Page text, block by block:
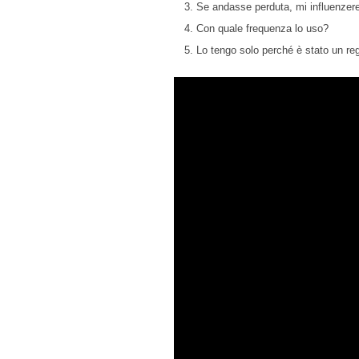
Se andasse perduta, mi
Con quale frequenza lo uso?
Lo tengo solo perché è stato un